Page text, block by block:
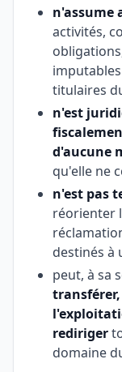
n'assume
activités,
titulaires
n'est
d'aucune
qu'elle ne
n'est pas
réorienter
destinés à
peut, à sa
rediriger
domaine